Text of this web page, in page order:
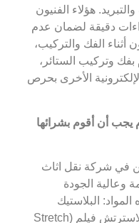
هؤلاء الفنيون
دقيقة لضمان عدم
الفك والتركيب،
وتركيب الستائر،
الأخرى بحرص
يجب أن أقوم بشرائها
في شركة نقل اثاث
وعالية الجودة
البلاستيك
الفقاعي (Bubble Wrap) لحماية الهش، الاسترتش فيلم (Stretch